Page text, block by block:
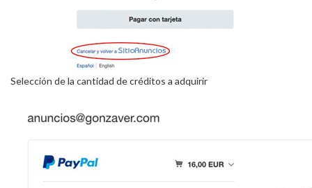
Selección de la cantidad de créditos a adquirir